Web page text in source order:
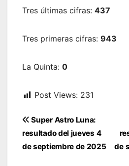
Tres últimas cifras: 437
Tres primeras cifras: 943
La Quinta: 0
Post Views: 231
Navegación
de
entradas
de
Super Astro Luna:
resultado del jueves 4
de septiembre de 2025